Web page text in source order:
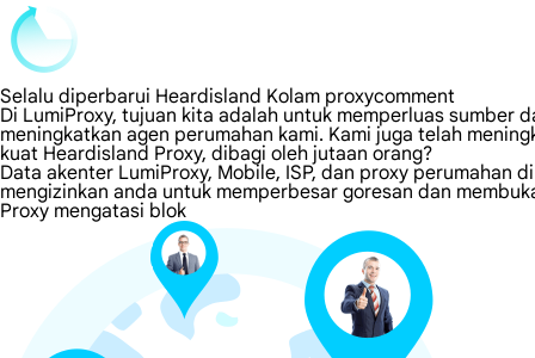
Selalu diperbarui Heardisland Kolam proxycomment
Di LumiProxy, tujuan kita adalah untuk memperluas sumber
meningkatkan agen perumahan kami. Kami juga telah
kuat Heardisland Proxy, dibagi oleh jutaan orang?
Data akenter LumiProxy, Mobile, ISP, dan proxy
mengizinkan anda untuk memperbesar goresan dan
Proxy mengatasi blok